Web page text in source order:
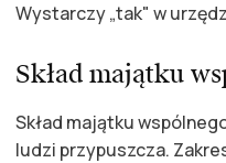
Wystarczy „tak" w
Skład majątku
Skład majątku
ludzi przypuszcza.